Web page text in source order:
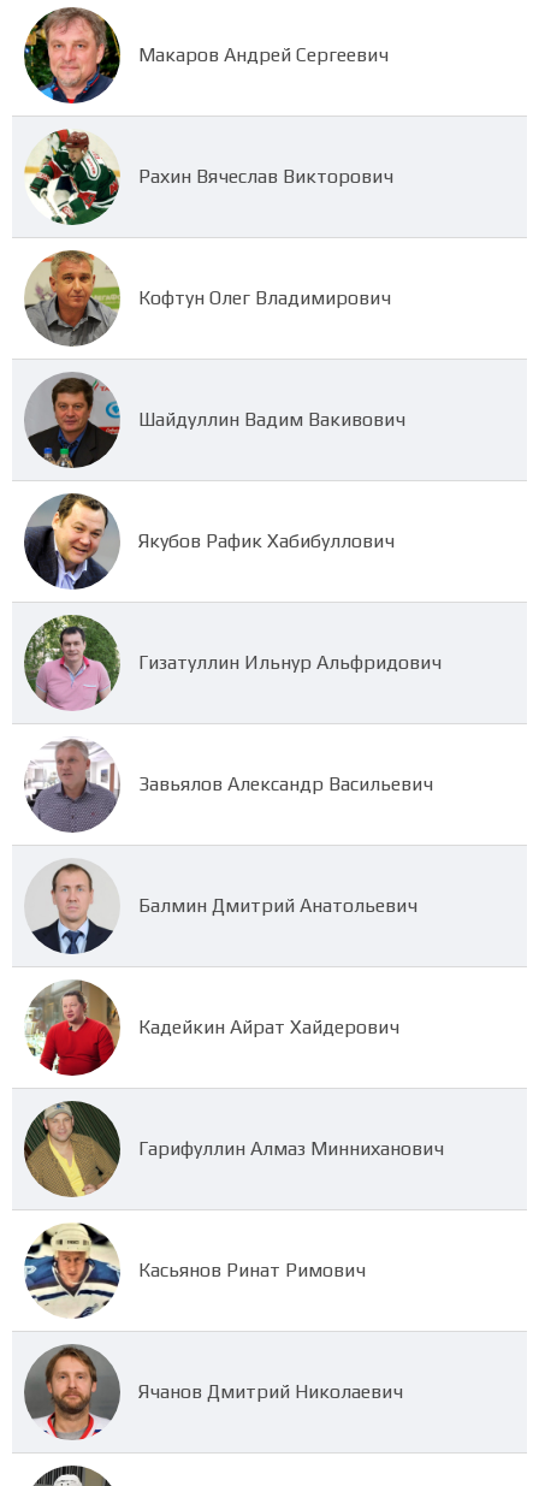
Макаров Андрей Сергеевич
Рахин Вячеслав Викторович
Кофтун Олег Владимирович
Шайдуллин Вадим Вакивович
Якубов Рафик Хабибуллович
Гизатуллин Ильнур Альфридович
Завьялов Александр Васильевич
Балмин Дмитрий Анатольевич
Кадейкин Айрат Хайдерович
Гарифуллин Алмаз Минниханович
Касьянов Ринат Римович
Ячанов Дмитрий Николаевич